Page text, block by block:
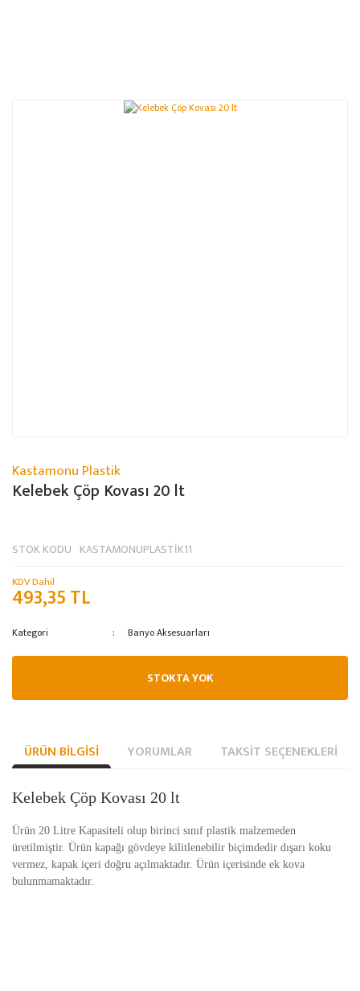
Kastamonu Plastik
Kelebek Çöp Kovası 20 lt
STOK KODU KASTAMONUPLASTİK11
KDV Dahil
493,35 TL
Kategori Banyo Aksesuarları
STOKTA YOK
ÜRÜN BILGISI YORUMLAR TAKSIT SEÇENEKLERI
Kelebek Çöp Kovası 20 lt
Ürün 20 Litre Kapasiteli olup birinci sınıf plastik malzemeden
üretilmiştir. Ürün kapağı gövdeye kilitlenebilir biçimdedir dışarı koku
vermez, kapak içeri doğru açılmaktadır. Ürün içerisinde ek kova
bulunmamaktadır.